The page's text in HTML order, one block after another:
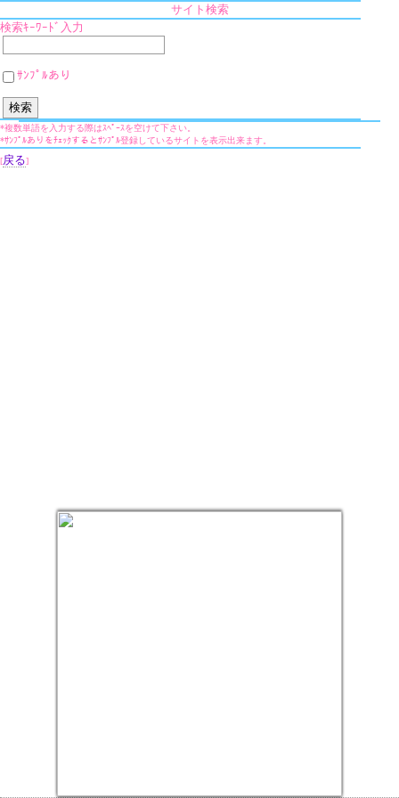
サイト検索
検索ｷｰﾜｰﾄﾞ入力
ｻﾝﾌﾟﾙあり
*複数単語を入力する際はｽﾍﾟｰｽを空けて下さい。
*ｻﾝﾌﾟﾙありをﾁｪｯｸするとｻﾝﾌﾟﾙ登録しているサイトを表示出来ます。
[戻る]